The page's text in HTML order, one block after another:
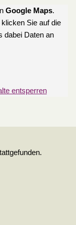
Google Maps.
Sie auf die
dabei Daten an
entsperren